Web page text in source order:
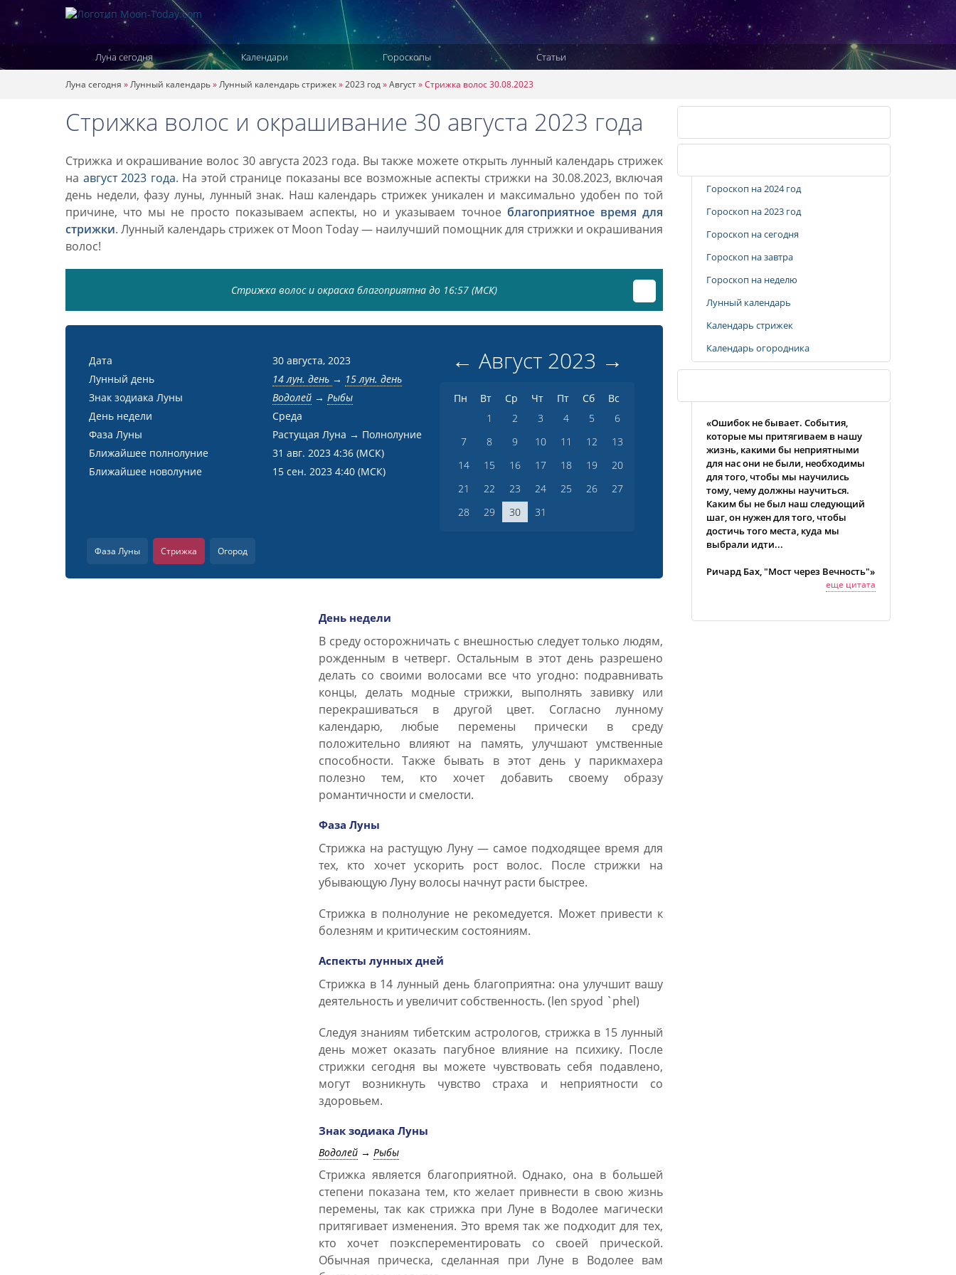
Луна сегодня Календари Гороскопы Статьи
Луна сегодня »Лунный календарь»Лунный календарь стрижек»2023 год»Август»Стрижка волос 30.08.2023
Стрижка волос и окрашивание 30 августа 2023 года
Стрижка и окрашивание волос 30 августа 2023 года. Вы также можете открыть лунный календарь стрижек
на август 2023 года. На этой странице показаны все возможные аспекты стрижки на 30.08.2023, включая
день недели, фазу луны, лунный знак. Наш календарь стрижек уникален и максимально удобен по той
причине, что мы не просто показываем аспекты, но и указываем точное благоприятное время для
стрижки. Лунный календарь стрижек от Moon Today — наилучший помощник для стрижки и окрашивания
волос!
Стрижка волос и окраска благоприятна до 16:57 (МСК)
Дата
30 августа, 2023
Лунный день
14 лун. день → 15 лун. день
Знак зодиака Луны
Водолей→ Рыбы
День недели
Среда
Фаза Луны
Растущая Луна → Полнолуние
Ближайшее полнолуние
31 авг. 2023 4:36 (МСК)
Ближайшее новолуние
15 сен. 2023 4:40 (МСК)
← Август 2023 →
Пн Вт Ср Чт Пт Сб
Вс
1
2 3 4 5
6
7
8 9 10 11 12
13
14
15 16 17 18 19
20
21
22 23 24 25 26
27
28
29 30 31
Фаза Луны Стрижка Огород
День недели
В среду осторожничать с внешностью следует только людям,
рожденным в четверг. Остальным в этот день разрешено
делать со своими волосами все что угодно: подравнивать
концы, делать модные стрижки, выполнять завивку или
перекрашиваться в другой цвет. Согласно лунному
календарю, любые перемены прически в среду
положительно влияют на память, улучшают умственные
способности. Также бывать в этот день у парикмахера
полезно тем, кто хочет добавить своему образу
романтичности и смелости.
Фаза Луны
Стрижка на растущую Луну — самое подходящее время для
тех, кто хочет ускорить рост волос. После стрижки на
убывающую Луну волосы начнут расти быстрее.
Стрижка в полнолуние не рекомедуется. Может привести к
болезням и критическим состояниям.
Аспекты лунных дней
Стрижка в 14 лунный день благоприятна: она улучшит вашу
деятельность и увеличит собственность. (len spyod `phel)
Следуя знаниям тибетским астрологов, стрижка в 15 лунный
день может оказать пагубное влияние на психику. После
стрижки сегодня вы можете чувствовать себя подавлено,
могут возникнуть чувство страха и неприятности со
здоровьем.
Знак зодиака Луны
Водолей→ Рыбы
Стрижка является благоприятной. Однако, она в большей
степени показана тем, кто желает привнести в свою жизнь
перемены, так как стрижка при Луне в Водолее магически
притягивает изменения. Это время так же подходит для тех,
кто хочет поэксперементировать со своей прической.
Обычная прическа, сделанная при Луне в Водолее вам
Гороскоп на 2024 год
Гороскоп на 2023 год
Гороскоп на сегодня
Гороскоп на завтра
Гороскоп на неделю
Лунный календарь
Календарь стрижек
Календарь огородника
«Ошибок не бывает. События,
которые мы притягиваем в нашу
жизнь, какими бы неприятными
для нас они не были, необходимы
для того, чтобы мы научились
тому, чему должны научиться.
Каким бы не был наш следующий
шаг, он нужен для того, чтобы
достичь того места, куда мы
выбрали идти...
Ричард Бах, "Мост через Вечность"»
еще цитата